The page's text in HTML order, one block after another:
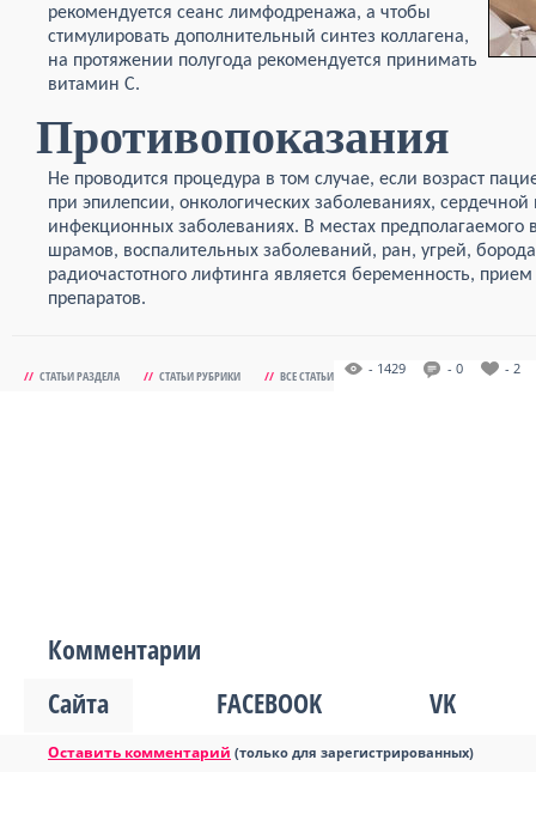
рекомендуется сеанс лимфодренажа, а чтобы
стимулировать дополнительный синтез коллагена,
на протяжении полугода рекомендуется принимать
витамин С.
Противопоказания
Не проводится процедура в том случае, если возраст
при эпилепсии, онкологических заболеваниях,
инфекционных заболеваниях. В местах
шрамов, воспалительных заболеваний, ран, угрей,
радиочастотного лифтинга является беременность,
препаратов.
// СТАТЬИ РАЗДЕЛА // СТАТЬИ РУБРИКИ // ВСЕ СТАТЬИ - 1429 - 0 - 2
Комментарии
Сайта
FACEBOOK VK
Оставить комментарий (только для зарегистрированных)